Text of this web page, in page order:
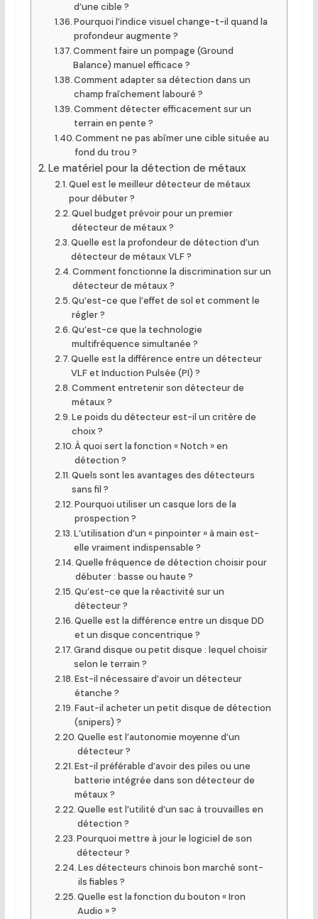
d’une cible ?
Pourquoi l’indice visuel change-t-il quand la
profondeur augmente ?
Comment faire un pompage (Ground
Balance) manuel efficace ?
Comment adapter sa détection dans un
champ fraîchement labouré ?
Comment détecter efficacement sur un
terrain en pente ?
Comment ne pas abîmer une cible située au
fond du trou ?
Le matériel pour la détection de métaux
Quel est le meilleur détecteur de métaux
pour débuter ?
Quel budget prévoir pour un premier
détecteur de métaux ?
Quelle est la profondeur de détection d’un
détecteur de métaux VLF ?
Comment fonctionne la discrimination sur un
détecteur de métaux ?
Qu’est-ce que l’effet de sol et comment le
régler ?
Qu’est-ce que la technologie
multifréquence simultanée ?
Quelle est la différence entre un détecteur
VLF et Induction Pulsée (PI) ?
Comment entretenir son détecteur de
métaux ?
Le poids du détecteur est-il un critère de
choix ?
À quoi sert la fonction « Notch » en
détection ?
Quels sont les avantages des détecteurs
sans fil ?
Pourquoi utiliser un casque lors de la
prospection ?
L’utilisation d’un « pinpointer » à main est-
elle vraiment indispensable ?
Quelle fréquence de détection choisir pour
débuter : basse ou haute ?
Qu’est-ce que la réactivité sur un
détecteur ?
Quelle est la différence entre un disque DD
et un disque concentrique ?
Grand disque ou petit disque : lequel choisir
selon le terrain ?
Est-il nécessaire d’avoir un détecteur
étanche ?
Faut-il acheter un petit disque de détection
(snipers) ?
Quelle est l’autonomie moyenne d’un
détecteur ?
Est-il préférable d’avoir des piles ou une
batterie intégrée dans son détecteur de
métaux ?
Quelle est l’utilité d’un sac à trouvailles en
détection ?
Pourquoi mettre à jour le logiciel de son
détecteur ?
Les détecteurs chinois bon marché sont-
ils fiables ?
Quelle est la fonction du bouton « Iron
Audio » ?